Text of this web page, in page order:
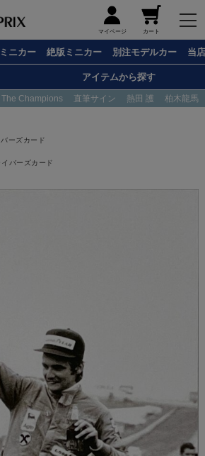
マイページ カート
ニカー 絶版ミニカー 別注モデルカー 当
アイテムから探す
The Champions 直筆サイン 熱田 護 柏木龍馬
バーズカード
バーズカード